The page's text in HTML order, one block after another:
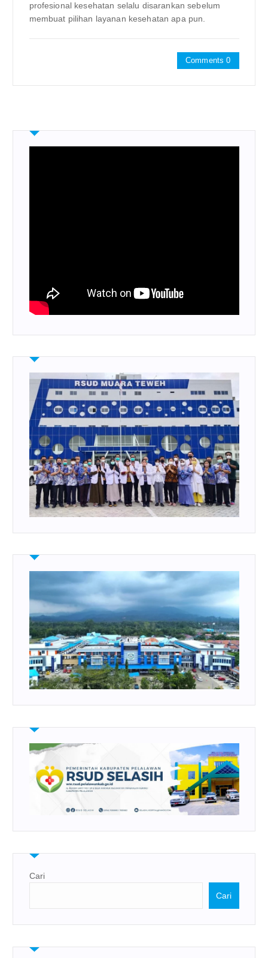
profesional kesehatan selalu disarankan sebelum
membuat pilihan layanan kesehatan apa pun.
Comments 0
Cari
Cari